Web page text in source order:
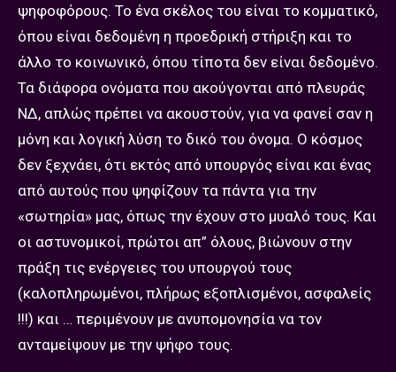
ψηφοφόρους. Το ένα σκέλος του είναι το κομματικό,
όπου είναι δεδομένη η προεδρική στήριξη και το
άλλο το κοινωνικό, όπου τίποτα δεν είναι δεδομένο.
Τα διάφορα ονόματα που ακούγονται από πλευράς
ΝΔ, απλώς πρέπει να ακουστούν, για να φανεί σαν η
μόνη και λογική λύση το δικό του όνομα. Ο κόσμος
δεν ξεχνάει, ότι εκτός από υπουργός είναι και ένας
από αυτούς που ψηφίζουν τα πάντα για την
«σωτηρία» μας, όπως την έχουν στο μυαλό τους. Και
οι αστυνομικοί, πρώτοι απ” όλους, βιώνουν στην
πράξη τις ενέργειες του υπουργού τους
(καλοπληρωμένοι, πλήρως εξοπλισμένοι, ασφαλείς
!!!) και … περιμένουν με ανυπομονησία να τον
ανταμείψουν με την ψήφο τους.